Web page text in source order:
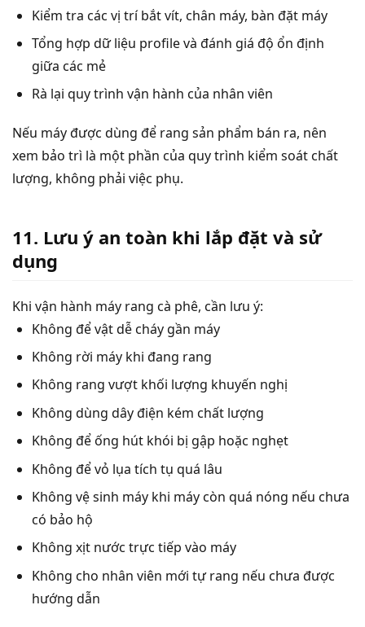
Kiểm tra các vị trí bắt vít, chân máy, bàn đặt máy
Tổng hợp dữ liệu profile và đánh giá độ ổn định
giữa các mẻ
Rà lại quy trình vận hành của nhân viên
Nếu máy được dùng để rang sản phẩm bán ra, nên
xem bảo trì là một phần của quy trình kiểm soát chất
lượng, không phải việc phụ.
11. Lưu ý an toàn khi lắp đặt và sử
dụng
Khi vận hành máy rang cà phê, cần lưu ý:
Không để vật dễ cháy gần máy
Không rời máy khi đang rang
Không rang vượt khối lượng khuyến nghị
Không dùng dây điện kém chất lượng
Không để ống hút khói bị gập hoặc nghẹt
Không để vỏ lụa tích tụ quá lâu
Không vệ sinh máy khi máy còn quá nóng nếu chưa
có bảo hộ
Không xịt nước trực tiếp vào máy
Không cho nhân viên mới tự rang nếu chưa được
hướng dẫn